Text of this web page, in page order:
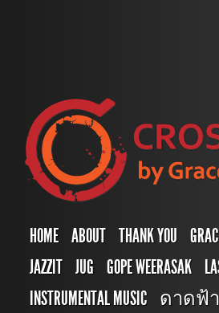
HOME ABOUT THANK YOU
JAZZIT JUG GOPE WEERASAK
INSTRUMENTAL MUSIC ดาดฟ้า